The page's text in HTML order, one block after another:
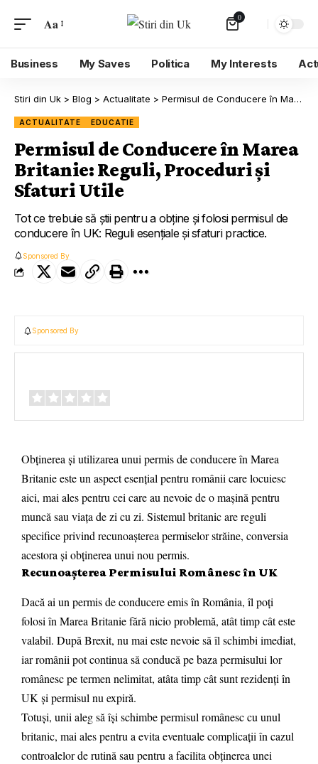
Aa 0
Business My Saves Politica My Interests
Stiri din Uk > Blog > Actualitate > Permisul de Conducere în Marea Britanie: Reguli, Proceduri și Sfaturi Utile
ACTUALITATE EDUCATIE
Permisul de Conducere în Marea
Britanie: Reguli, Proceduri și
Sfaturi Utile
Tot ce trebuie să știi pentru a obține și folosi permisul de
conducere în UK: Reguli esențiale și sfaturi practice.
Sponsored By
Sponsored By
Obținerea și utilizarea unui permis de conducere în Marea
Britanie este un aspect esențial pentru românii care locuiesc
aici, mai ales pentru cei care au nevoie de o mașină pentru
muncă sau viața de zi cu zi. Sistemul britanic are reguli
specifice privind recunoașterea permiselor străine, conversia
acestora și obținerea unui nou permis.
Recunoașterea Permisului Românesc în UK
Dacă ai un permis de conducere emis în România, îl poți
folosi în Marea Britanie fără nicio problemă, atât timp cât este
valabil. După Brexit, nu mai este nevoie să îl schimbi imediat,
iar românii pot continua să conducă pe baza permisului lor
românesc pe termen nelimitat, atâta timp cât sunt rezidenți în
UK și permisul nu expiră.
Totuși, unii aleg să își schimbe permisul românesc cu unul
britanic, mai ales pentru a evita eventuale complicații în cazul
controalelor de rutină sau pentru a facilita obținerea unei